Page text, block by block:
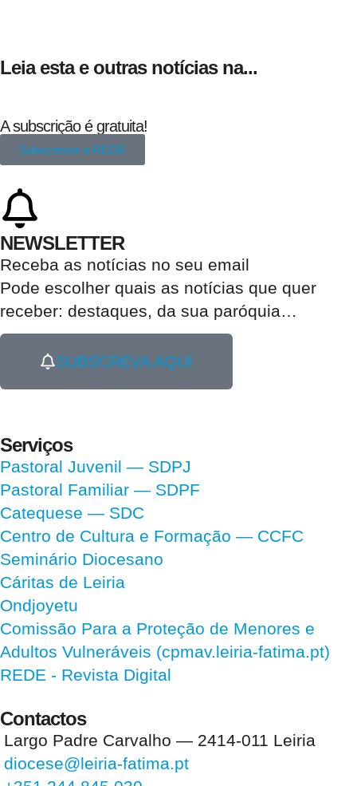
Leia esta e outras notícias na...
A subscrição é gratuita!
Subscrever a REDE
NEWSLETTER
Receba as notícias no seu email​
Pode escolher quais as notícias que quer
receber: destaques, da sua paróquia…
SUBSCREVA AQUI
Serviços
Pastoral Juvenil — SDPJ
Pastoral Familiar — SDPF
Catequese — SDC
Centro de Cultura e Formação — CCFC
Seminário Diocesano
Cáritas de Leiria
Ondjoyetu
Comissão Para a Proteção de Menores e
Adultos Vulneráveis (cpmav.leiria-fatima.pt)
REDE - Revista Digital
Contactos
Largo Padre Carvalho — 2414-011 Leiria
diocese@leiria-fatima.pt